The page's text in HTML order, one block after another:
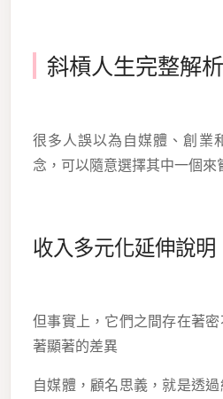
斜槓人生完整解析
很多人誤以為自媒體、創業
念，可以隨意選擇其中一個來
收入多元化延伸說明
但事實上，它們之間存在著
著顯著的差異
自媒體，顧名思義，就是透